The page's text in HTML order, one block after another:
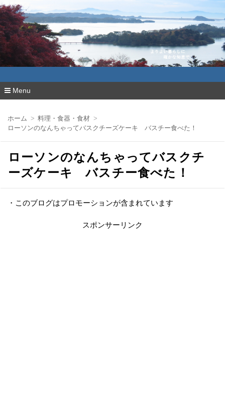
よりよい暮らしに確かな知恵で
Menu
ツ
ホーム
料理・食器・食材
ローソンのなんちゃってバスクチーズケーキ バスチー食べた！
ローソンのなんちゃってバスクチ
ーズケーキ バスチー食べた！
・このブログはプロモーションが含まれています
スポンサーリンク